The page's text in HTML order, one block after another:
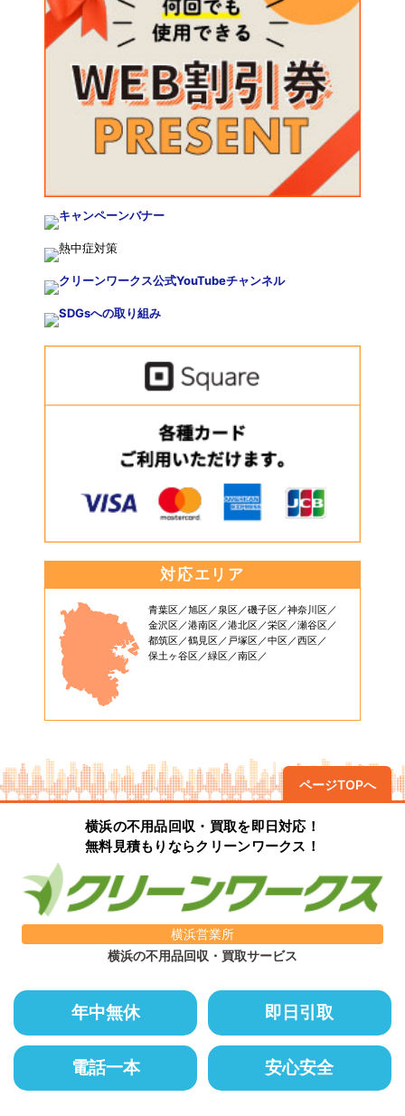
対応エリア
青葉区 旭区 泉区 磯子区
神奈川区
金沢区
港南区 港北区 栄区
瀬谷区
都筑区
鶴見区 戸塚区 中区
西区
保土ヶ谷区
緑区 南区
ページTOPへ
横浜の不用品回収・買取を即日対応！
無料見積もりならクリーンワークス！
横浜営業所
横浜の不用品回収・買取サービス
年中無休 即日引取
電話一本 安心安全